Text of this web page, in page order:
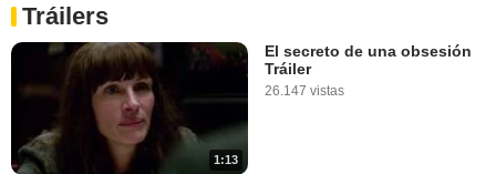
Tráilers
1:13
El secreto de una obsesión
Tráiler
26.147 vistas